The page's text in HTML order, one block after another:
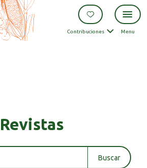
Contribuciones Menu
Revistas
Buscar